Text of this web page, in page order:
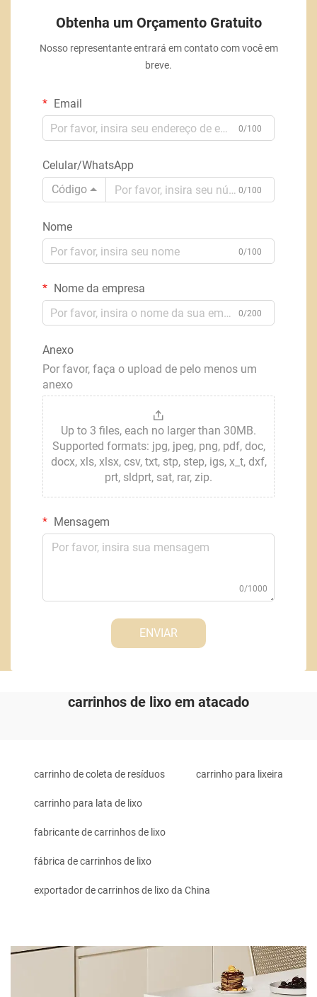
Obtenha um Orçamento Gratuito
Nosso representante entrará em contato com você em
breve.
Email
0/100
Celular/WhatsApp
Código
0/100
Nome
0/100
Nome da empresa
0/200
Anexo
Por favor, faça o upload de pelo menos um
anexo
Up to 3 files, each no larger than 30MB.
Supported formats: jpg, jpeg, png, pdf, doc,
docx, xls, xlsx, csv, txt, stp, step, igs, x_t, dxf,
prt, sldprt, sat, rar, zip.
Mensagem
0/1000
ENVIAR
carrinhos de lixo em atacado
carrinho de coleta de resíduos carrinho para lixeira
carrinho para lata de lixo
fabricante de carrinhos de lixo
fábrica de carrinhos de lixo
exportador de carrinhos de lixo da China